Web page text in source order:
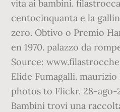
vita ai bambini.
centocinquanta e la
zero. Obtivo o Premio
en 1970. palazzo da
Source:
Elide Fumagalli. maurizio
photos to Flickr. 28-ago-
Bambini trovi una